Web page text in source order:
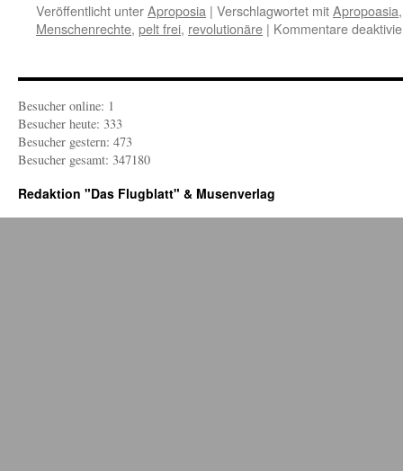
Veröffentlicht unterAproposia | Verschlagwortet mitApropoasia
Menschenrechte, pelt frei, revolutionäre | Kommentare
Besucher online: 1
Besucher heute: 333
Besucher gestern: 473
Besucher gesamt: 347180
Redaktion "Das Flugblatt" & Musenverlag